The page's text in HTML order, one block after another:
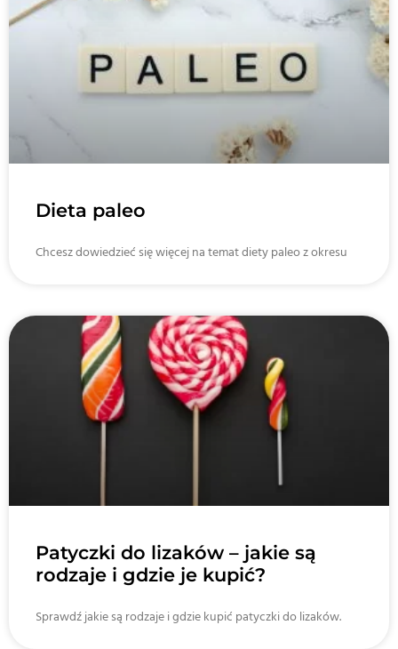
Dieta paleo
Chcesz dowiedzieć się więcej na temat diety paleo z okresu
Patyczki do lizaków – jakie są
rodzaje i gdzie je kupić?
Sprawdź jakie są rodzaje i gdzie kupić patyczki do lizaków.